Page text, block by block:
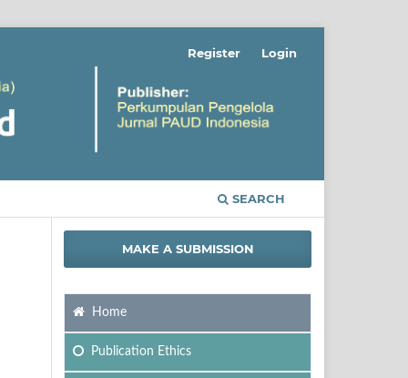
SEARCH
Register Login
MAKE A SUBMISSION
Home
Publication Ethics